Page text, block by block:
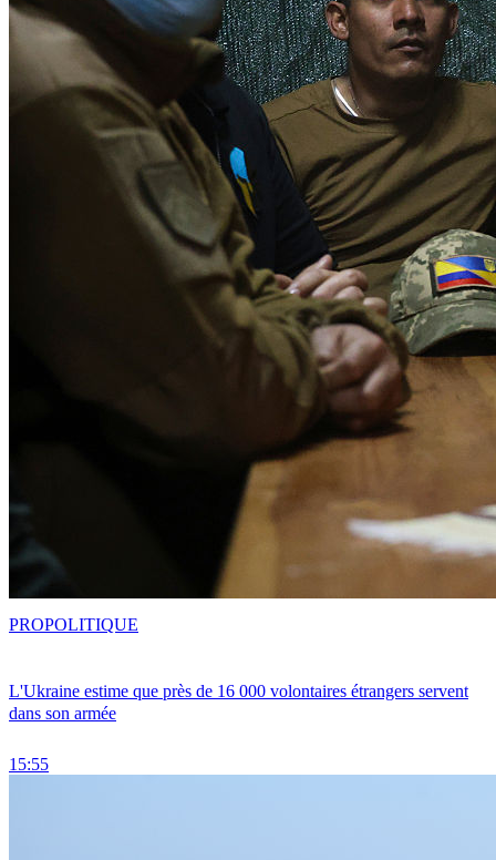
L'Ukraine estime que près de 16 000 volontaires étrangers servent
dans son armée
15:55
PROPOLITIQUE